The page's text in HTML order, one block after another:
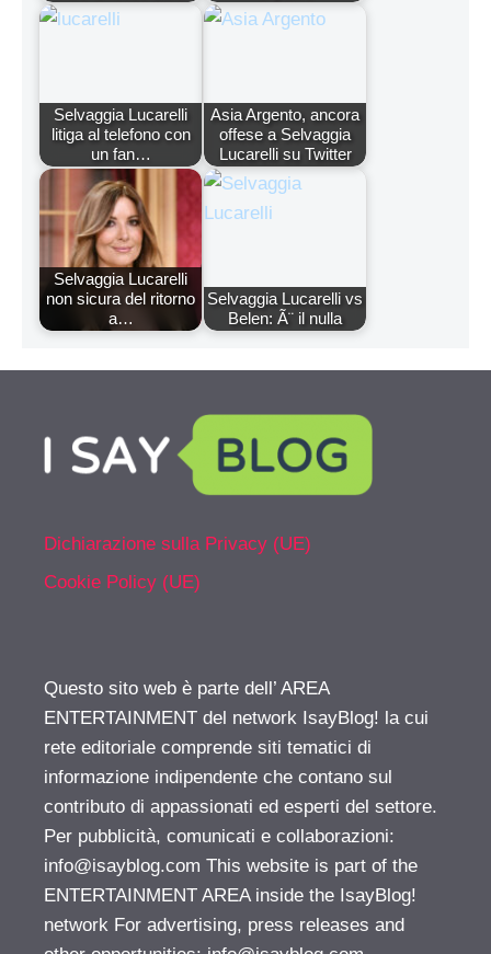
Selvaggia Lucarelli
litiga al telefono con
un fan…
Asia Argento, ancora
offese a Selvaggia
Lucarelli su Twitter
Selvaggia Lucarelli
non sicura del ritorno
a…
Selvaggia Lucarelli vs
Belen: Ã¨ il nulla
Dichiarazione sulla Privacy (UE)
Cookie Policy (UE)
Questo sito web è parte dell’ AREA
ENTERTAINMENT del network IsayBlog! la cui
rete editoriale comprende siti tematici di
informazione indipendente che contano sul
contributo di appassionati ed esperti del settore.
Per pubblicità, comunicati e collaborazioni:
info@isayblog.com This website is part of the
ENTERTAINMENT AREA inside the IsayBlog!
network For advertising, press releases and